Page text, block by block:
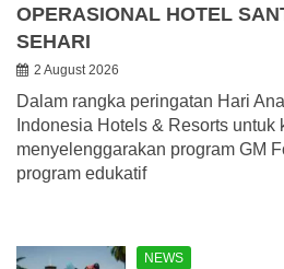
OPERASIONAL HOTEL
SEHARI
2 August 2026
Dalam rangka peringatan Hari
Indonesia Hotels & Resorts
menyelenggarakan program GM
program edukatif
NEWS